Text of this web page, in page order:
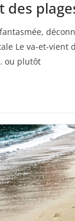
des
Le va-et-vient
ou plutôt